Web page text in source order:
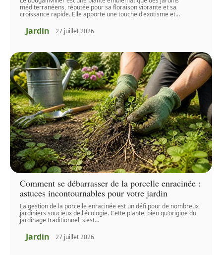
méditerranéens, réputée pour sa floraison vibrante et sa
croissance rapide. Elle apporte une touche d'exotisme et…
Jardin 27 juillet 2026
Comment se débarrasser de la porcelle enracinée :
astuces incontournables pour votre jardin
La gestion de la porcelle enracinée est un défi pour de nombreux
jardiniers soucieux de l'écologie. Cette plante, bien qu'origine du
jardinage traditionnel, s'est…
Jardin 27 juillet 2026